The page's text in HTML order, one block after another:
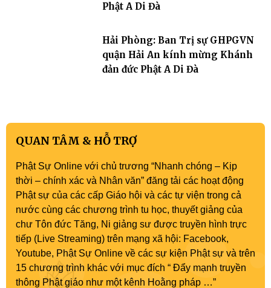
Phật A Di Đà
Hải Phòng: Ban Trị sự GHPGVN
quận Hải An kính mừng Khánh
đản đức Phật A Di Đà
QUAN TÂM & HỖ TRỢ
Phật Sự Online với chủ trương “Nhanh chóng – Kịp
thời – chính xác và Nhân văn” đăng tải các hoạt động
Phật sự của các cấp Giáo hội và các tự viện trong cả
nước cùng các chương trình tu học, thuyết giảng của
chư Tôn đức Tăng, Ni giảng sư được truyền hình trực
tiếp (Live Streaming) trên mạng xã hội: Facebook,
Youtube, Phật Sự Online về các sự kiện Phật sự và trên
15 chương trình khác với mục đích “ Đẩy mạnh truyền
thông Phật giáo như một kênh Hoằng pháp …”